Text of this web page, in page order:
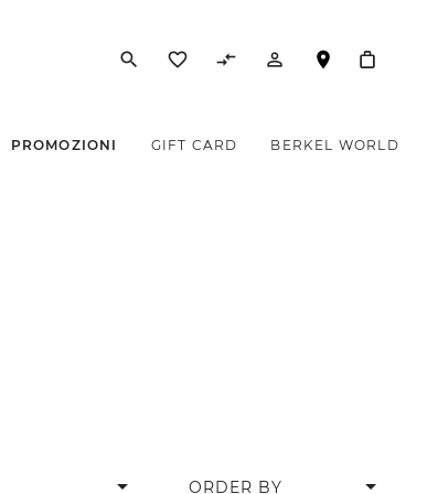
search favorite_border compare_arrows person_outline
PROMOZIONI GIFT CARD BERKEL WORLD
arrow_drop_down